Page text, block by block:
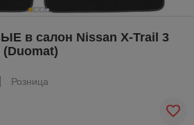
в салон Nissan X-Trail 3
Розница